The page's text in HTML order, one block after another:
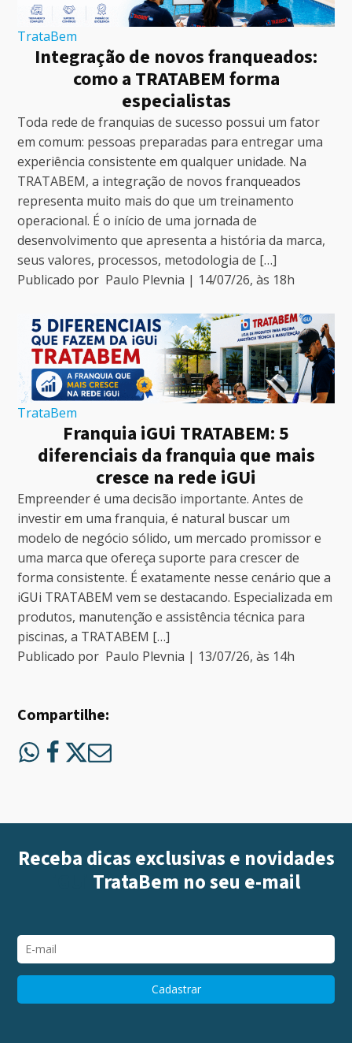
TrataBem
Integração de novos franqueados:
como a TRATABEM forma
especialistas
Toda rede de franquias de sucesso possui um fator
em comum: pessoas preparadas para entregar uma
experiência consistente em qualquer unidade. Na
TRATABEM, a integração de novos franqueados
representa muito mais do que um treinamento
operacional. É o início de uma jornada de
desenvolvimento que apresenta a história da marca,
seus valores, processos, metodologia de […]
Publicado por Paulo Plevnia | 14/07/26, às 18h
TrataBem
Franquia iGUi TRATABEM: 5
diferenciais da franquia que mais
cresce na rede iGUi
Empreender é uma decisão importante. Antes de
investir em uma franquia, é natural buscar um
modelo de negócio sólido, um mercado promissor e
uma marca que ofereça suporte para crescer de
forma consistente. É exatamente nesse cenário que a
iGUi TRATABEM vem se destacando. Especializada em
produtos, manutenção e assistência técnica para
piscinas, a TRATABEM […]
Publicado por Paulo Plevnia | 13/07/26, às 14h
Compartilhe:
Receba dicas exclusivas e novidades
TrataBem no seu e-mail